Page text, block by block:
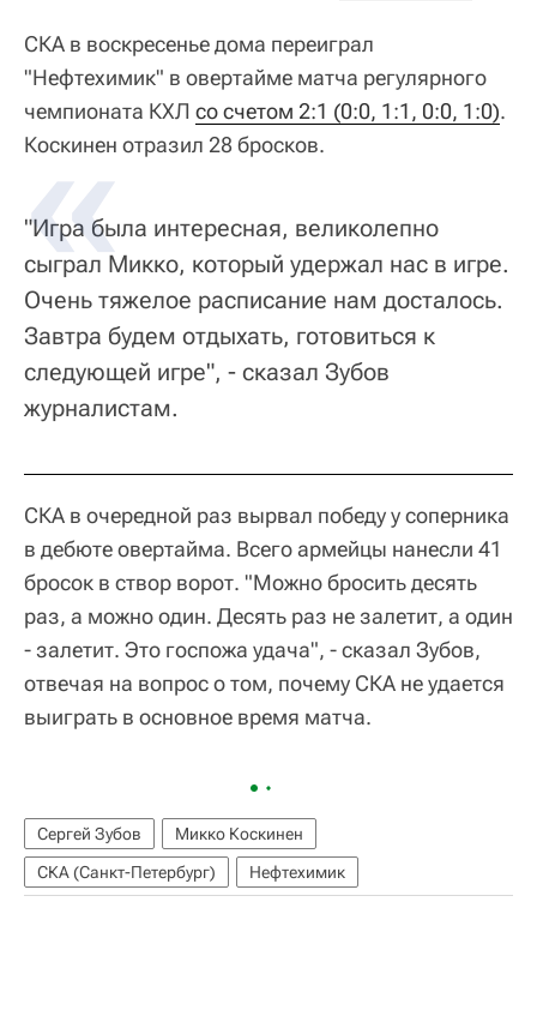
СКА в воскресенье дома переиграл
"Нефтехимик" в овертайме матча регулярного
чемпионата КХЛ со счетом 2:1 (0:0, 1:1, 0:0, 1:0).
Коскинен отразил 28 бросков.
"Игра была интересная, великолепно
сыграл Микко, который удержал нас в игре.
Очень тяжелое расписание нам досталось.
Завтра будем отдыхать, готовиться к
следующей игре", - сказал Зубов
журналистам.
СКА в очередной раз вырвал победу у соперника
в дебюте овертайма. Всего армейцы нанесли 41
бросок в створ ворот. "Можно бросить десять
раз, а можно один. Десять раз не залетит, а один
- залетит. Это госпожа удача", - сказал Зубов,
отвечая на вопрос о том, почему СКА не удается
выиграть в основное время матча.
Сергей Зубов
Микко Коскинен
СКА (Санкт-Петербург)
Нефтехимик